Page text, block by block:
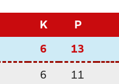
K P
6 13
6 11